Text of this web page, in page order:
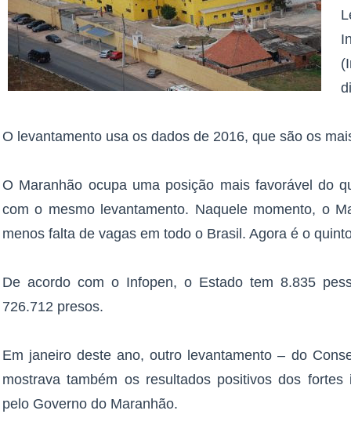
O levantamento usa os dados de 2016, que são os
O Maranhão ocupa uma posição mais favorável do
com o mesmo levantamento. Naquele momento, o
menos falta de vagas em todo o Brasil. Agora é o
De acordo com o Infopen, o Estado tem 8.835
726.712 presos.
Em janeiro deste ano, outro levantamento – do
mostrava também os resultados positivos dos
pelo Governo do Maranhão.